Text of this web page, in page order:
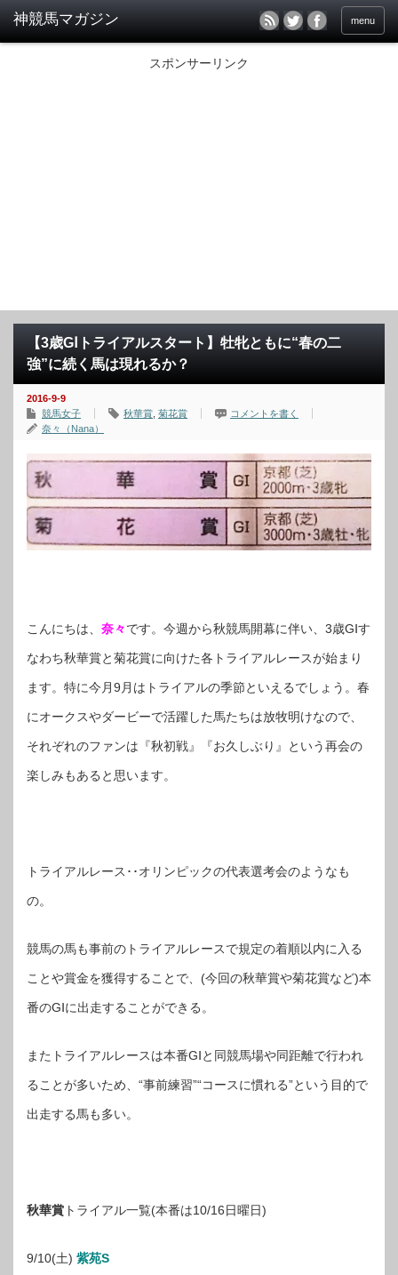
menu
スポンサーリンク
【3歳GⅠトライアルスタート】牡牝ともに“春の二
強”に続く馬は現れるか？
2016-9-9
競馬女子
秋華賞 菊花賞
コメントを書く
奈々（Nana）
こんにちは、 奈々です。今週から秋競馬開幕に伴い、3歳GⅠす
なわち秋華賞と菊花賞に向けた各トライアルレースが始まり
ます。特に今月9月はトライアルの季節といえるでしょう。春
にオークスやダービーで活躍した馬たちは放牧明けなので、
それぞれのファンは『秋初戦』『お久しぶり』という再会の
楽しみもあると思います。
トライアルレース･･オリンピックの代表選考会のようなも
の。
競馬の馬も事前のトライアルレースで規定の着順以内に入る
ことや賞金を獲得することで、(今回の秋華賞や菊花賞など)本
番のGⅠに出走することができる。
またトライアルレースは本番GⅠと同競馬場や同距離で行われ
ることが多いため、“事前練習”“コースに慣れる”という目的で
出走する馬も多い。
秋華賞 トライアル一覧(本番は10/16日曜日)
9/10(土) 紫苑S